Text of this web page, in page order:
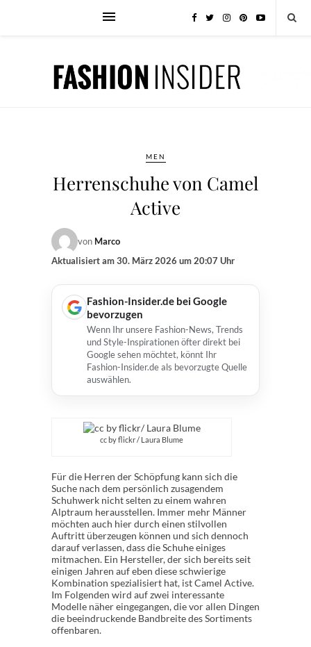
MEN
Herrenschuhe von Camel
Active
von Marco
Aktualisiert am30. März 2026 um 20:07 Uhr
Fashion-Insider.de bei Google
bevorzugen
Wenn Ihr unsere Fashion-News, Trends
und Style-Inspirationen öfter direkt bei
Google sehen möchtet, könnt Ihr
Fashion-Insider.de als bevorzugte Quelle
auswählen.
cc by flickr / Laura Blume
Für die Herren der Schöpfung kann sich die
Suche nach dem persönlich zusagendem
Schuhwerk nicht selten zu einem wahren
Alptraum herausstellen. Immer mehr Männer
möchten auch hier durch einen stilvollen
Auftritt überzeugen können und sich dennoch
darauf verlassen, dass die Schuhe einiges
mitmachen. Ein Hersteller, der sich bereits seit
einigen Jahren auf eben diese schwierige
Kombination spezialisiert hat, ist Camel Active.
Im Folgenden wird auf zwei interessante
Modelle näher eingegangen, die vor allen Dingen
die beeindruckende Bandbreite des Sortiments
offenbaren.